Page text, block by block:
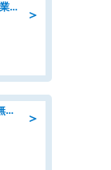
＞
「土日祝休み」ヘルスケア業界での産業保健師業務/看護師/高時給/未経験OK/要資格:正看護師
＞
組立・組付け/高収入/日払いOK/寮費無料/交替制/20・30・40代活躍中